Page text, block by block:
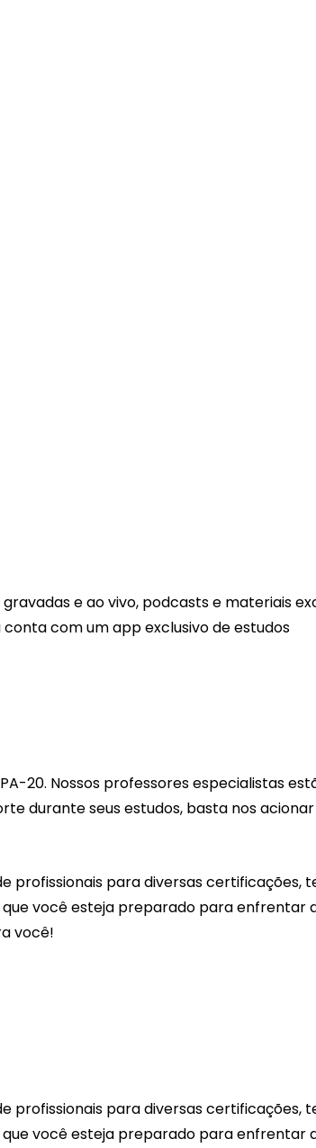
e ao vivo, podcasts e materiais
com um app exclusivo de estudos
20. Nossos professores especialistas
durante seus estudos, basta nos acionar
para diversas certificações,
você esteja preparado para enfrentar
você!
para diversas certificações,
você esteja preparado para enfrentar